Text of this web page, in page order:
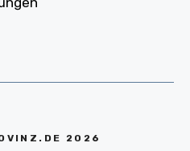
2026